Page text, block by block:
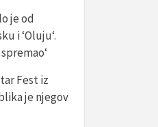
je od
i ‘Oluju‘.
Fest iz
je njegov